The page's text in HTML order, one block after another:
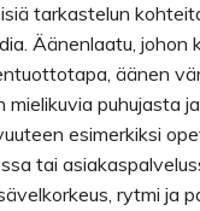
tarkastelun
Äänenlaatu, johon
äänen
mielikuvia puhujasta
esimerkiksi
tai
rytmi ja